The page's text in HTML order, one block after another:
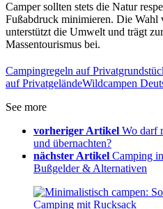
Camper sollten stets die Natur
Fußabdruck minimieren. Die Wahl
unterstützt die Umwelt und trägt
Massentourismus bei.
Campingregeln auf
auf PrivatgeländeWildcampen
See more
vorheriger Artikel Wo darf
und übernachten?
nächster Artikel Camping
Bußgelder & Alternativen